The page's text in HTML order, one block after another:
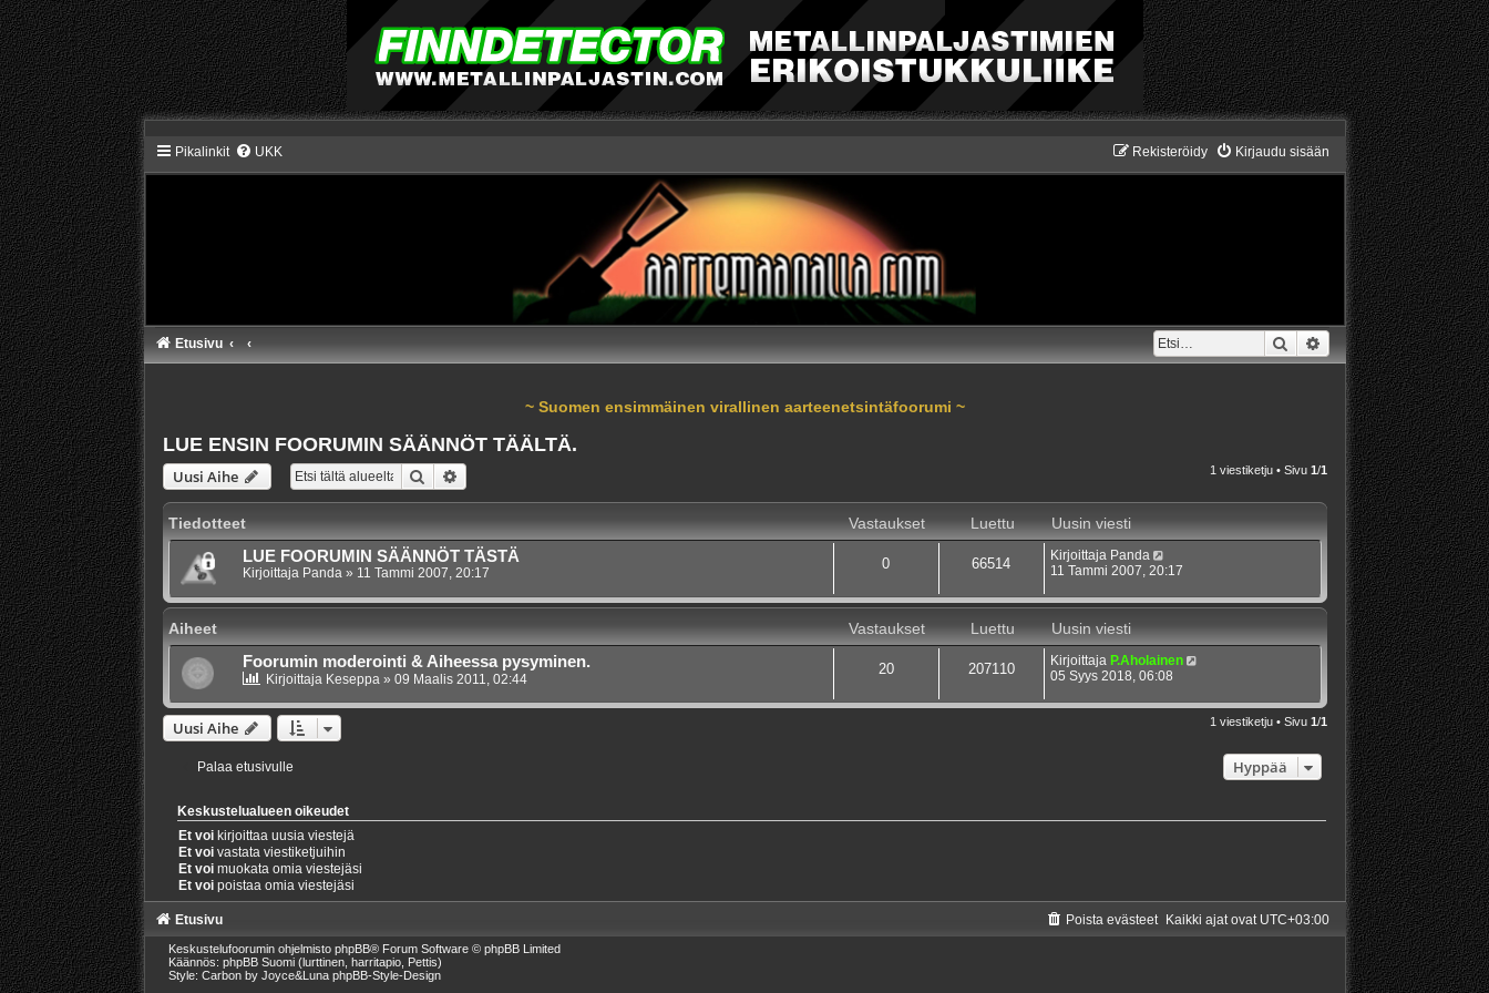
Pikalinkit UKK Kirjaudu sisään
Rekisteröidy
Etsi Tarkennettu haku
Etusivu
~ Suomen ensimmäinen virallinen aarteenetsintäfoorumi ~
LUE ENSIN FOORUMIN SÄÄNNÖT TÄÄLTÄ.
Uusi Aihe Etsi 1 viestiketju • Sivu 1 /1
Tiedotteet Vastaukset Luettu
Uusin viesti
LUE FOORUMIN SÄÄNNÖT TÄSTÄ
Kirjoittaja Panda» 11 Tammi 2007, 20:17
0 66514 Kirjoittaja Panda
11 Tammi 2007, 20:17
Aiheet Vastaukset Luettu
Uusin viesti
Foorumin moderointi & Aiheessa pysyminen.
Kirjoittaja Keseppa» 09 Maalis 2011, 02:44
20 207110 Kirjoittaja P.Aholainen
05 Syys 2018, 06:08
Uusi Aihe 1 viestiketju • Sivu 1 /1
Palaa etusivulle Hyppää
Keskustelualueen oikeudet
Et voikirjoittaa uusia viestejä
Et voivastata viestiketjuihin
Et voimuokata omia viestejäsi
Et voipoistaa omia viestejäsi
Etusivu Kaikki ajat ovat UTC+03:00
Poista evästeet
Keskustelufoorumin ohjelmisto phpBB® Forum Software © phpBB Limited
Käännös: phpBB Suomi (lurttinen, harritapio, Pettis)
Style: Carbon by Joyce&Luna phpBB-Style-Design